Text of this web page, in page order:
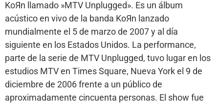
KoЯn llamado »MTV Unplugged». Es un álbum
acústico en vivo de la banda KoЯn lanzado
mundialmente el 5 de marzo de 2007 y al día
siguiente en los Estados Unidos. La performance,
parte de la serie de MTV Unplugged, tuvo lugar en los
estudios MTV en Times Square, Nueva York el 9 de
diciembre de 2006 frente a un público de
aproximadamente cincuenta personas. El show fue